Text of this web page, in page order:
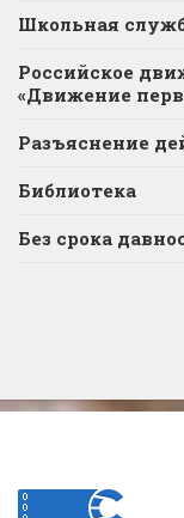
Школьная
Российское
«Движение
Разъяснение
Библиотека
Без срока